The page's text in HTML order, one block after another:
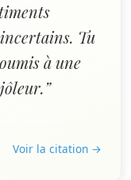
Tu
à une
Voir la citation →